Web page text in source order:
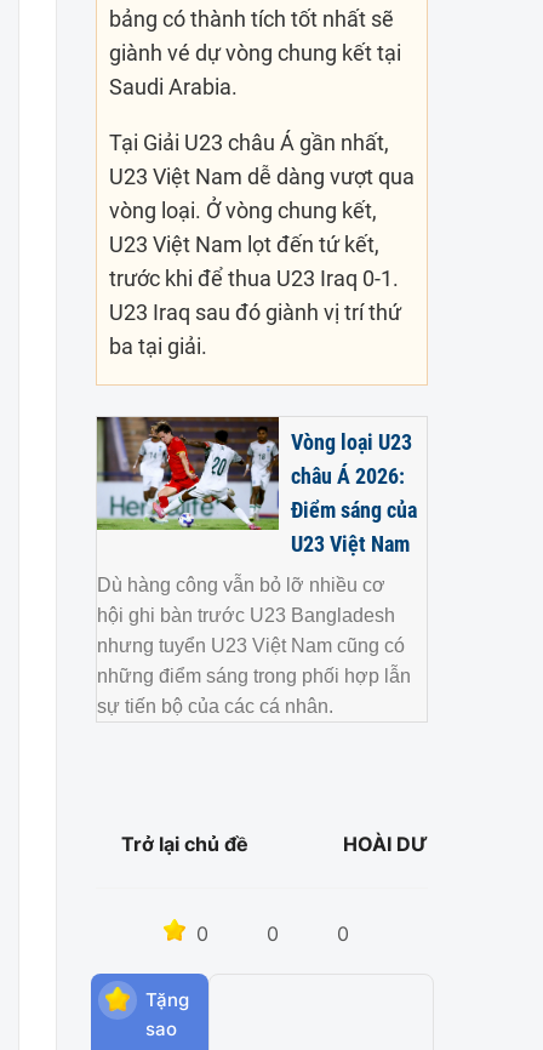
bảng có thành tích tốt nhất sẽ
giành vé dự vòng chung kết tại
Saudi Arabia.
Tại Giải U23 châu Á gần nhất,
U23 Việt Nam dễ dàng vượt qua
vòng loại. Ở vòng chung kết,
U23 Việt Nam lọt đến tứ kết,
trước khi để thua U23 Iraq 0-1.
U23 Iraq sau đó giành vị trí thứ
ba tại giải.
Vòng loại U23
châu Á 2026:
Điểm sáng của
U23 Việt Nam
Dù hàng công vẫn bỏ lỡ nhiều cơ
hội ghi bàn trước U23 Bangladesh
nhưng tuyển U23 Việt Nam cũng có
những điểm sáng trong phối hợp lẫn
sự tiến bộ của các cá nhân.
Trở lại chủ đề HOÀI DƯ
0 0 0
Tặng
sao